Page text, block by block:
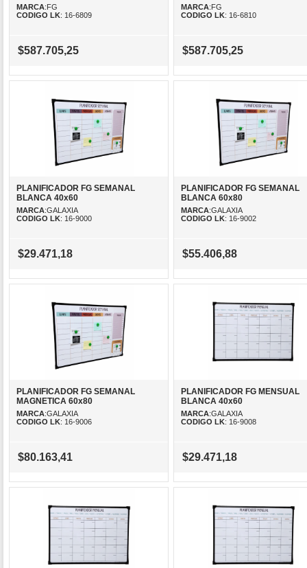
MARCA:FG
CODIGO LK: 16-6809
$587.705,25
MARCA:FG
CODIGO LK: 16-6810
$587.705,25
PLANIFICADOR FG SEMANAL
BLANCA 40x60
MARCA:GALAXIA
CODIGO LK: 16-9000
$29.471,18
PLANIFICADOR FG SEMANAL
BLANCA 60x80
MARCA:GALAXIA
CODIGO LK: 16-9002
$55.406,88
PLANIFICADOR FG SEMANAL
MAGNETICA 60x80
MARCA:GALAXIA
CODIGO LK: 16-9006
$80.163,41
PLANIFICADOR FG MENSUAL
BLANCA 40x60
MARCA:GALAXIA
CODIGO LK: 16-9008
$29.471,18